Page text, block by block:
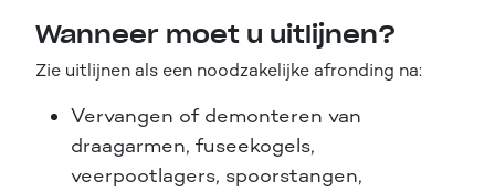
Wanneer moet u uitlijnen?
Zie uitlijnen als een noodzakelijke afronding na:
Vervangen of demonteren van
draagarmen, fuseekogels,
veerpootlagers, spoorstangen,